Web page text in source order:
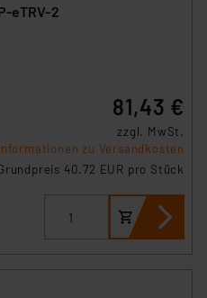
eTRV-2
81,43 €
zzgl. MwSt.
zu Versandkosten
40.72 EUR pro Stück